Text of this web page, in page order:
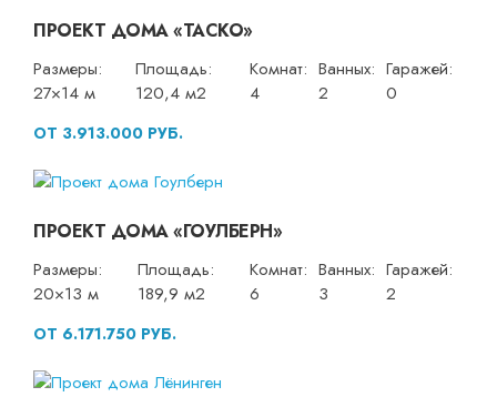
ПРОЕКТ ДОМА «ТАСКО»
Размеры:
27×14 м
Площадь:
120,4 м2
Комнат:
4
Ванных:
2
Гаражей:
0
ОТ 3.913.000 РУБ.
ПРОЕКТ ДОМА «ГОУЛБЕРН»
Размеры:
20×13 м
Площадь:
189,9 м2
Комнат:
6
Ванных:
3
Гаражей:
2
ОТ 6.171.750 РУБ.